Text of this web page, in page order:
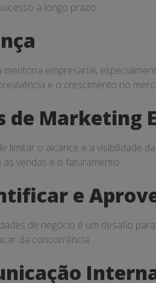
a longo prazo.
empresarial,
e o crescimento no
de Marketing
limitar o alcance e a visibilidade
vendas e o faturamento.
e
de negócio é um desafio
da concorrência.